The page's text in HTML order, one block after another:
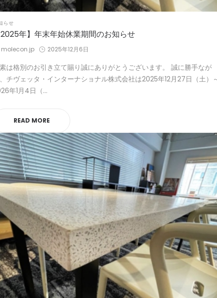
らせ
年】年末年始休業期間のお知らせ
by
molecon.jp
Posted
2025年12月6日
は格別のお引き立て賜り誠にありがとうございます。 誠に勝手なが
チヴェッタ・インターナショナル株式会社は2025年12月27日（土）
年1月4日（…
READ MORE